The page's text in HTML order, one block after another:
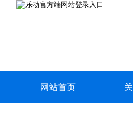
网站首页